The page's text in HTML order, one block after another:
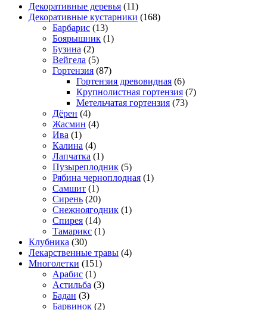
Декоративные деревья (11)
Декоративные кустарники (168)
Барбарис (13)
Боярышник (1)
Бузина (2)
Вейгела (5)
Гортензия (87)
Гортензия древовидная (6)
Крупнолистная гортензия (7)
Метельчатая гортензия (73)
Дёрен (4)
Жасмин (4)
Ива (1)
Калина (4)
Лапчатка (1)
Пузыреплодник (5)
Рябина черноплодная (1)
Самшит (1)
Сирень (20)
Снежноягодник (1)
Спирея (14)
Тамарикс (1)
Клубника (30)
Лекарственные травы (4)
Многолетки (151)
Арабис (1)
Астильба (3)
Бадан (3)
Барвинок (2)